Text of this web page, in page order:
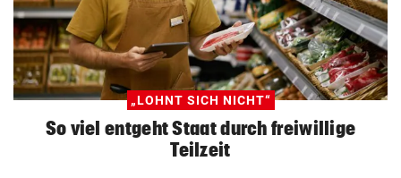
„LOHNT SICH NICHT“
So viel entgeht Staat durch freiwillige
Teilzeit